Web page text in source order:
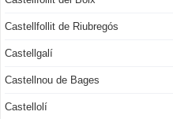
Castellfollit de Riubregós
Castellgalí
Castellnou de Bages
Castellolí